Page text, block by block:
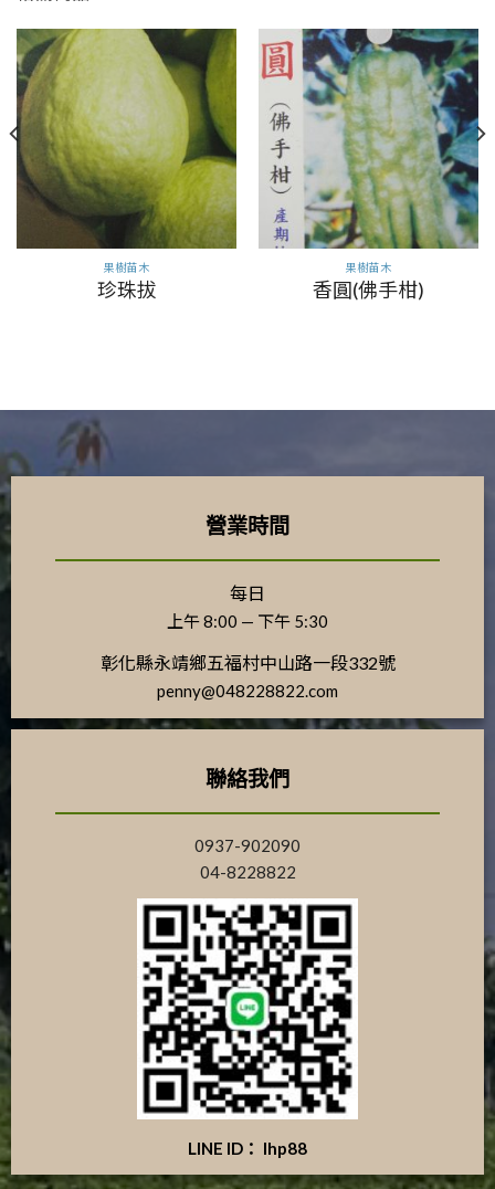
果樹苗木
珍珠拔
果樹苗木
香圓(佛手柑)
營業時間
每日
上午 8:00 — 下午 5:30
彰化縣永靖鄉五福村中山路一段332號
penny@048228822.com
聯絡我們
0937-902090
04-8228822
LINE ID： lhp88